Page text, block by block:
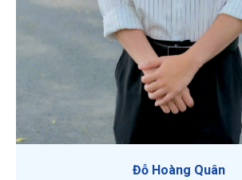
Đỗ Hoàng Quân